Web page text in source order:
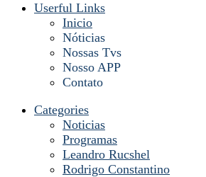
Userful Links
Inicio
Nóticias
Nossas Tvs
Nosso APP
Contato
Categories
Noticias
Programas
Leandro Rucshel
Rodrigo Constantino